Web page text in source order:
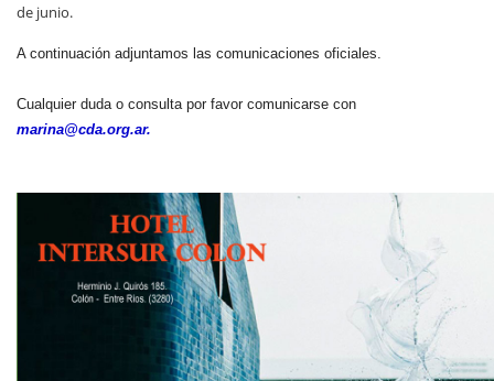
de junio.
A continuación adjuntamos las comunicaciones oficiales.
Cualquier duda o consulta por favor comunicarse con
marina@cda.org.ar.